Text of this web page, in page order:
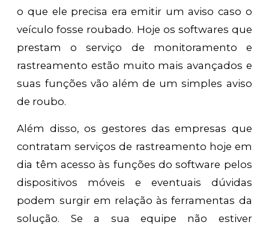
o que ele precisa era emitir um aviso caso o
veículo fosse roubado. Hoje os softwares que
prestam o serviço de monitoramento e
rastreamento estão muito mais avançados e
suas funções vão além de um simples aviso
de roubo.
Além disso, os gestores das empresas que
contratam serviços de rastreamento hoje em
dia têm acesso às funções do software pelos
dispositivos móveis e eventuais dúvidas
podem surgir em relação às ferramentas da
solução. Se a sua equipe não estiver